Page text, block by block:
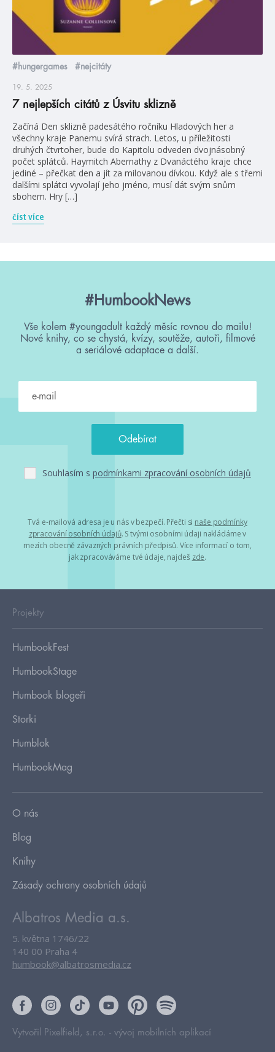
#hungergames #nejcitáty
19. 5. 2025
7 nejlepších citátů z Úsvitu sklizně
Začíná Den sklizně padesátého ročníku Hladových her a
všechny kraje Panemu svírá strach. Letos, u příležitosti
druhých čtvrtoher, bude do Kapitolu odveden dvojnásobný
počet splátců. Haymitch Abernathy z Dvanáctého kraje chce
jediné – přečkat den a jít za milovanou dívkou. Když ale s třemi
dalšími splátci vyvolají jeho jméno, musí dát svým snům
sbohem. Hry […]
číst více
#HumbookNews
Vše kolem #youngadult každý měsíc rovnou do mailu!
Nové knihy, co se chystá, kvízy, soutěže, autoři, filmové
a seriálové adaptace a další.
Souhlasím s podmínkami zpracování osobních údajů
Tvá e-mailová adresa je u nás v bezpečí. Přečti si naše podmínky
zpracování osobních údajů. S tvými osobními údaji nakládáme v
mezích obecně závazných právních předpisů. Více informací o tom,
jak zpracováváme tvé údaje, najdeš zde.
Projekty
HumbookFest
HumbookStage
Humbook blogeři
Storki
Humblok
HumbookMag
O nás
Blog
Knihy
Zásady ochrany osobních údajů
Albatros Media a.s.
5. května 1746/22
140 00 Praha 4
humbook@albatrosmedia.cz
Vytvořil Pixelfield, s.r.o. - vývoj mobilních aplikací